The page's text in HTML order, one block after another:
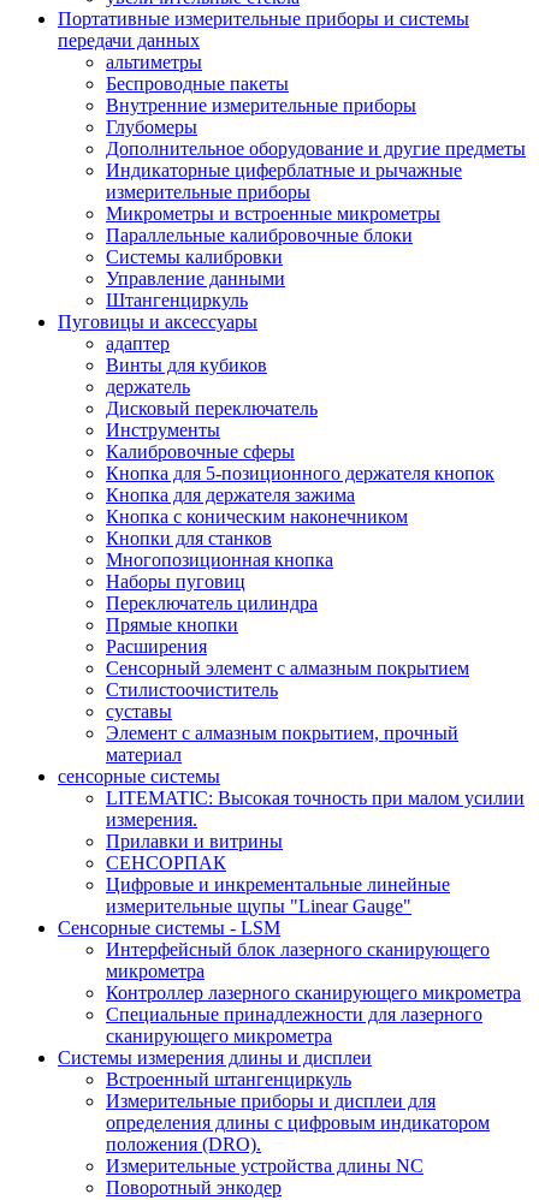
Портативные измерительные приборы и системы
передачи данных
альтиметры
Беспроводные пакеты
Внутренние измерительные приборы
Глубомеры
Дополнительное оборудование и другие предметы
Индикаторные циферблатные и рычажные
измерительные приборы
Микрометры и встроенные микрометры
Параллельные калибровочные блоки
Системы калибровки
Управление данными
Штангенциркуль
Пуговицы и аксессуары
адаптер
Винты для кубиков
держатель
Дисковый переключатель
Инструменты
Калибровочные сферы
Кнопка для 5-позиционного держателя кнопок
Кнопка для держателя зажима
Кнопка с коническим наконечником
Кнопки для станков
Многопозиционная кнопка
Наборы пуговиц
Переключатель цилиндра
Прямые кнопки
Расширения
Сенсорный элемент с алмазным покрытием
Стилистоочиститель
суставы
Элемент с алмазным покрытием, прочный
материал
сенсорные системы
LITEMATIC: Высокая точность при малом усилии
измерения.
Прилавки и витрины
СЕНСОРПАК
Цифровые и инкрементальные линейные
измерительные щупы "Linear Gauge"
Сенсорные системы - LSM
Интерфейсный блок лазерного сканирующего
микрометра
Контроллер лазерного сканирующего микрометра
Специальные принадлежности для лазерного
сканирующего микрометра
Системы измерения длины и дисплеи
Встроенный штангенциркуль
Измерительные приборы и дисплеи для
определения длины с цифровым индикатором
положения (DRO).
Измерительные устройства длины NC
Поворотный энкодер